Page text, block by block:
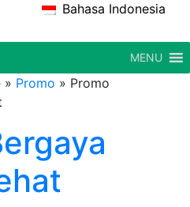
Bahasa Indonesia
MENU
» Promo » Promo